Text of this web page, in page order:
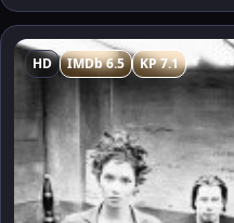
HD IMDb 6.5 KP 7.1